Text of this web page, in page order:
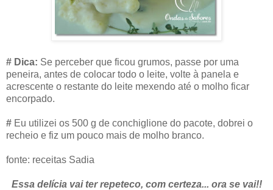
# Dica: Se perceber que ficou grumos, passe por uma
peneira, antes de colocar todo o leite, volte à panela e
acrescente o restante do leite mexendo até o molho ficar
encorpado.
# Eu utilizei os 500 g de conchiglione do pacote, dobrei o
recheio e fiz um pouco mais de molho branco.
fonte: receitas Sadia
Essa delícia vai ter repeteco, com certeza... ora se vai!!